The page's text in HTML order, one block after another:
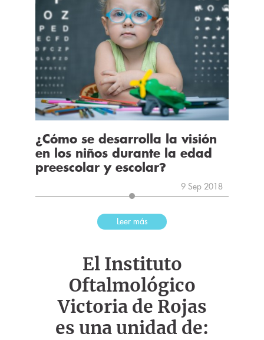
¿Cómo se desarrolla la visión
en los niños durante la edad
preescolar y escolar?
9 Sep 2018
Leer más
El Instituto
Oftalmológico
Victoria de Rojas
es una unidad de: